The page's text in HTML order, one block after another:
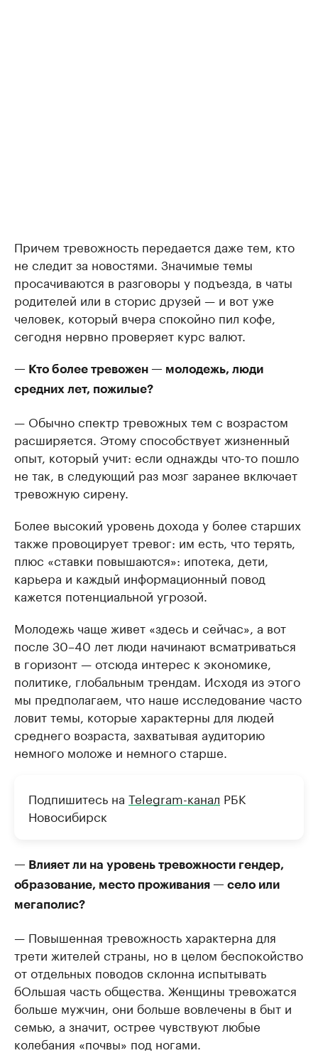
Причем тревожность передается даже тем, кто
не следит за новостями. Значимые темы
просачиваются в разговоры у подъезда, в чаты
родителей или в сторис друзей — и вот уже
человек, который вчера спокойно пил кофе,
сегодня нервно проверяет курс валют.
— Кто более тревожен — молодежь, люди
средних лет, пожилые?
— Обычно спектр тревожных тем с возрастом
расширяется. Этому способствует жизненный
опыт, который учит: если однажды что-то пошло
не так, в следующий раз мозг заранее включает
тревожную сирену.
Более высокий уровень дохода у более старших
также провоцирует тревог: им есть, что терять,
плюс «ставки повышаются»: ипотека, дети,
карьера и каждый информационный повод
кажется потенциальной угрозой.
Молодежь чаще живет «здесь и сейчас», а вот
после 30–40 лет люди начинают всматриваться
в горизонт — отсюда интерес к экономике,
политике, глобальным трендам. Исходя из этого
мы предполагаем, что наше исследование часто
ловит темы, которые характерны для людей
среднего возраста, захватывая аудиторию
немного моложе и немного старше.
Подпишитесь на Telegram-канал РБК
Новосибирск
— Влияет ли на уровень тревожности гендер,
образование, место проживания — село или
мегаполис?
— Повышенная тревожность характерна для
трети жителей страны, но в целом беспокойство
от отдельных поводов склонна испытывать
бОльшая часть общества. Женщины тревожатся
больше мужчин, они больше вовлечены в быт и
семью, а значит, острее чувствуют любые
колебания «почвы» под ногами.